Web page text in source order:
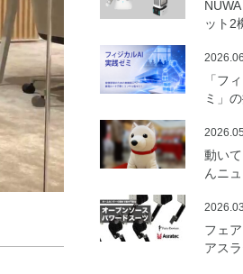
ット2
「フ
ミ」
動い
んニ
ト）」
フェ
アス